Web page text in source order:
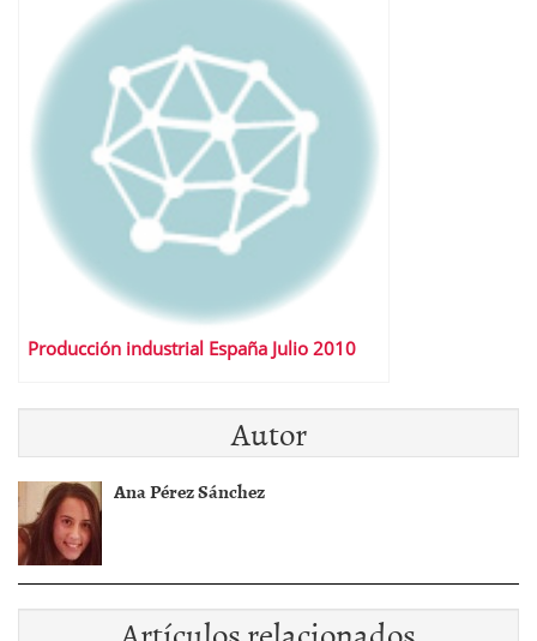
Producción industrial España Julio 2010
Autor
Ana Pérez Sánchez